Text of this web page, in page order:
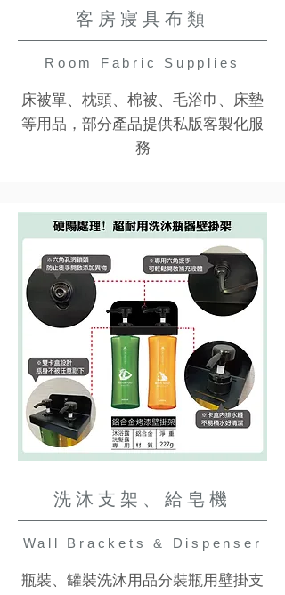
客房寢具布類
Room Fabric Supplies
床被單、枕頭、棉被、毛浴巾、床墊
等用品，部分產品提供私版客製化服
務
洗沐支架、給皂機
Wall Brackets & Dispenser
瓶裝、罐裝洗沐用品分裝瓶用壁掛支